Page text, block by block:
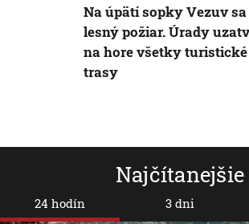
Najčítanejšie
24 hodín 3 dni
Na úpätí sopky Vezuv
lesný požiar. Úrady
na hore všetky turistické
trasy